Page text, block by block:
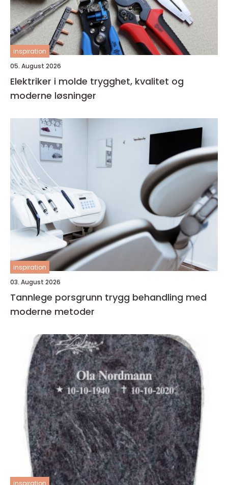
inspiration
05. August 2026
Elektriker i molde trygghet, kvalitet og
moderne løsninger
inspiration
03. August 2026
Tannlege porsgrunn trygg behandling med
moderne metoder
inspiration